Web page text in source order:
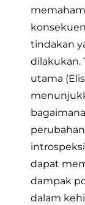
tindakan
dilakukan.
utama
bagaimana
dapat
dampak
dalam